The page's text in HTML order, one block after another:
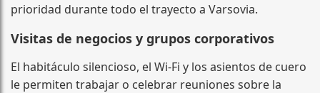
prioridad durante todo el trayecto a Varsovia.
Visitas de negocios y grupos corporativos
El habitáculo silencioso, el Wi‑Fi y los asientos de cuero
le permiten trabajar o celebrar reuniones sobre la